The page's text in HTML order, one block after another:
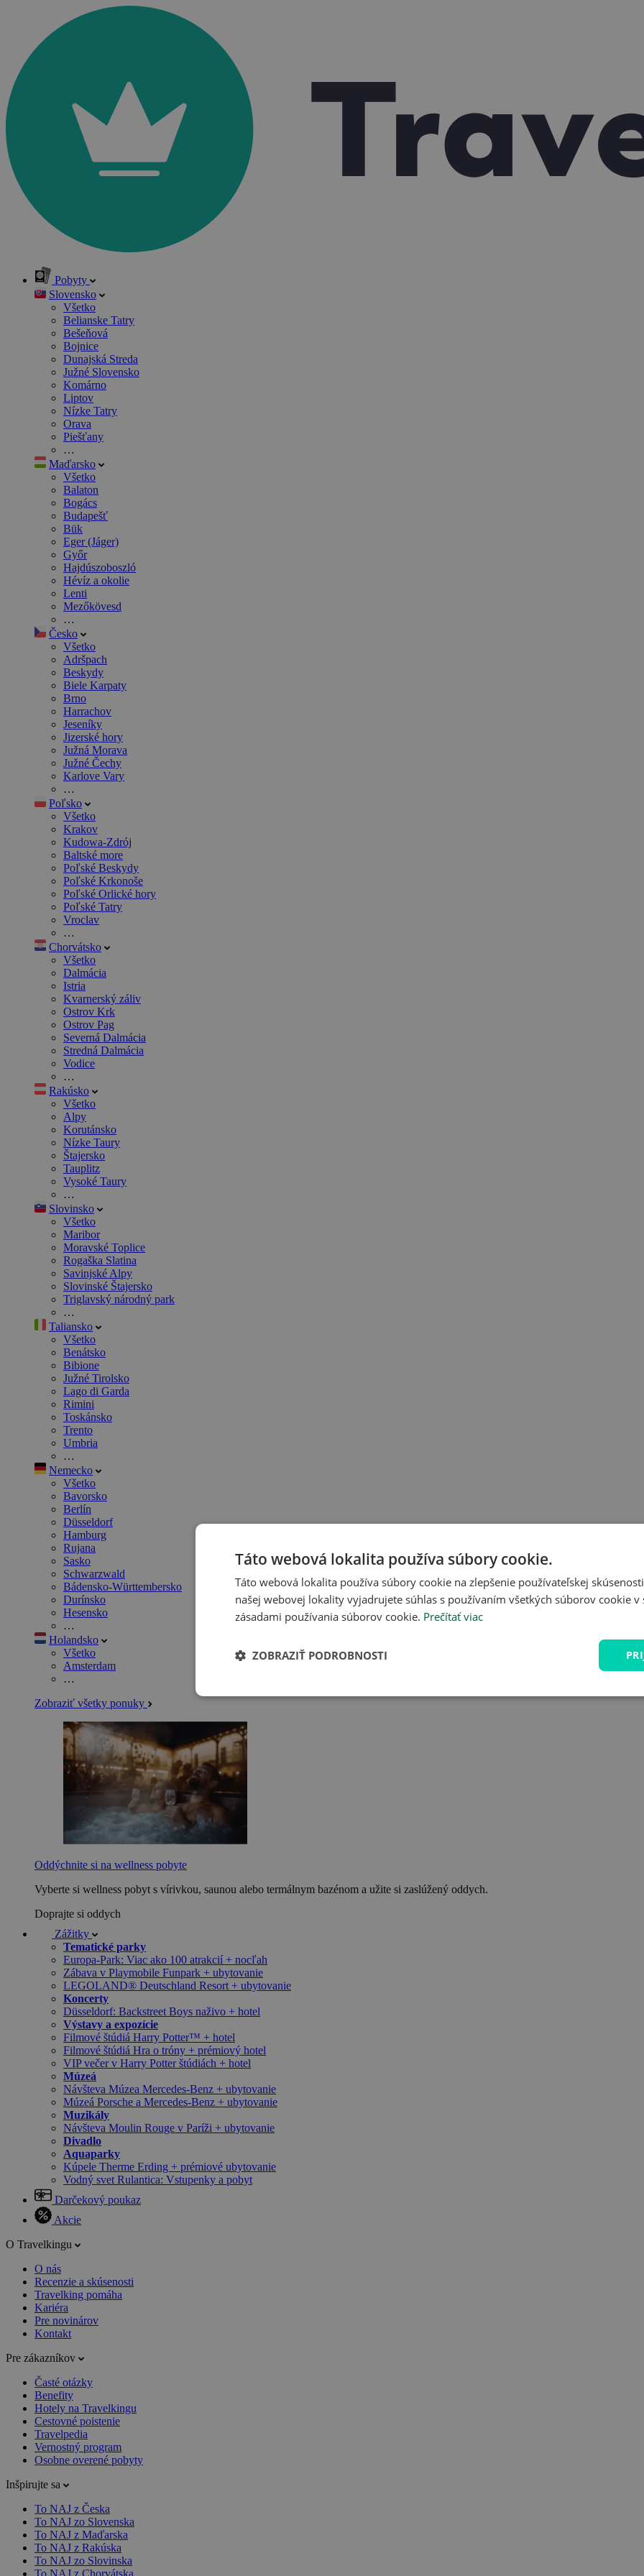
Pobyty
Slovensko
Všetko
Belianske Tatry
Bešeňová
Bojnice
Dunajská Streda
Južné Slovensko
Komárno
Liptov
Nízke Tatry
Orava
Piešťany
…
Maďarsko
Všetko
Balaton
Bogács
Budapešť
Bük
Eger (Jáger)
Győr
Hajdúszoboszló
Hévíz a okolie
Lenti
Mezőkövesd
…
Česko
Všetko
Adršpach
Beskydy
Biele Karpaty
Brno
Harrachov
Jeseníky
Jizerské hory
Južná Morava
Južné Čechy
Karlove Vary
…
Poľsko
Všetko
Krakov
Kudowa-Zdrój
Baltské more
Poľské Beskydy
Poľské Krkonoše
Poľské Orlické hory
Poľské Tatry
Vroclav
…
Chorvátsko
Všetko
Dalmácia
Istria
Kvarnerský záliv
Ostrov Krk
Ostrov Pag
Severná Dalmácia
Stredná Dalmácia
Vodice
…
Rakúsko
Všetko
Alpy
Korutánsko
Nízke Taury
Štajersko
Tauplitz
Vysoké Taury
…
Slovinsko
Všetko
Maribor
Moravské Toplice
Rogaška Slatina
Savinjské Alpy
Slovinské Štajersko
Triglavský národný park
…
Taliansko
Všetko
Benátsko
Bibione
Južné Tirolsko
Lago di Garda
Rimini
Toskánsko
Trento
Umbria
…
Nemecko
Všetko
Bavorsko
Berlín
Düsseldorf
Hamburg
Rujana
Sasko
Schwarzwald
Bádensko-Württembersko
Durínsko
Hesensko
…
Holandsko
Všetko
Amsterdam
…
Zobraziť všetky ponuky
Oddýchnite si na wellness pobyte
Vyberte si wellness pobyt s vírivkou, saunou alebo termálnym bazénom a užite si zaslúžený oddych.
Doprajte si oddych
Zážitky
Tematické parky
Europa-Park: Viac ako 100 atrakcií + nocľah
Zábava v Playmobile Funpark + ubytovanie
LEGOLAND® Deutschland Resort + ubytovanie
Koncerty
Düsseldorf: Backstreet Boys naživo + hotel
Výstavy a expozície
Filmové štúdiá Harry Potter™ + hotel
Filmové štúdiá Hra o tróny + prémiový hotel
VIP večer v Harry Potter štúdiách + hotel
Múzeá
Návšteva Múzea Mercedes-Benz + ubytovanie
Múzeá Porsche a Mercedes-Benz + ubytovanie
Muzikály
Návšteva Moulin Rouge v Paríži + ubytovanie
Divadlo
Aquaparky
Kúpele Therme Erding + prémiové ubytovanie
Vodný svet Rulantica: Vstupenky a pobyt
Darčekový poukaz
Akcie
O Travelkingu
O nás
Recenzie a skúsenosti
Travelking pomáha
Kariéra
Pre novinárov
Kontakt
Pre zákazníkov
Časté otázky
Benefity
Hotely na Travelkingu
Cestovné poistenie
Travelpedia
Vernostný program
Osobne overené pobyty
Inšpirujte sa
To NAJ z Česka
To NAJ zo Slovenska
To NAJ z Maďarska
To NAJ z Rakúska
To NAJ zo Slovinska
To NAJ z Chorvátska
Táto webová lokalita používa súbory cookie.
Táto webová lokalita používa súbory cookie na zlepšenie používateľskej
našej webovej lokality vyjadrujete súhlas s používaním všetkých súborov cookie v
zásadami používania súborov cookie. Prečítať viac
ZOBRAZIŤ PODROBNOSTI